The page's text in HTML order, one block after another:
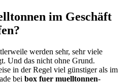
im Geschäft
werden sehr, sehr viele
Und das nicht ohne Grund.
in der Regel viel günstiger als im
bei box fuer muelltonnen-